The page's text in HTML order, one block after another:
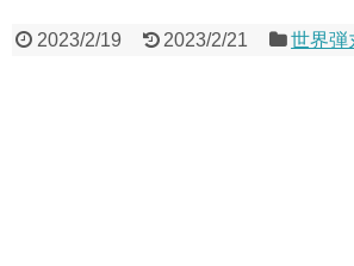
2023/2/19 2023/2/21 世界弾